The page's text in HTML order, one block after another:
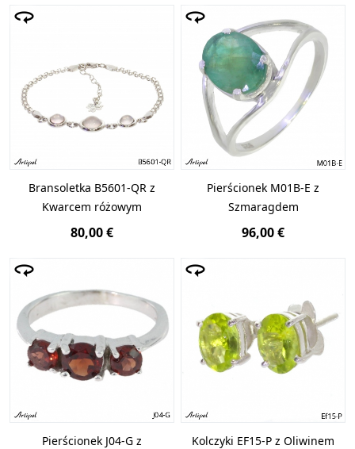
Bransoletka B5601-QR z
Kwarcem różowym
80,00 €
Pierścionek M01B-E z
Szmaragdem
96,00 €
Pierścionek J04-G z
Kolczyki EF15-P z Oliwinem